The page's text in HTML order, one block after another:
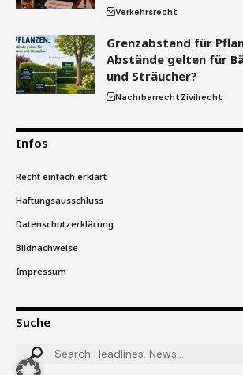
Verkehrsrecht
Grenzabstand für
Abstände gelten für
und Sträucher?
NachrbarrechtZivilrecht
Infos
Recht einfach erklärt
Haftungsausschluss
Datenschutzerklärung
Bildnachweise
Impressum
Suche